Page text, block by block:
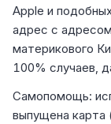
Apple и
адрес с
материкового
100% случаев,
Самопомощь:
выпущена карта